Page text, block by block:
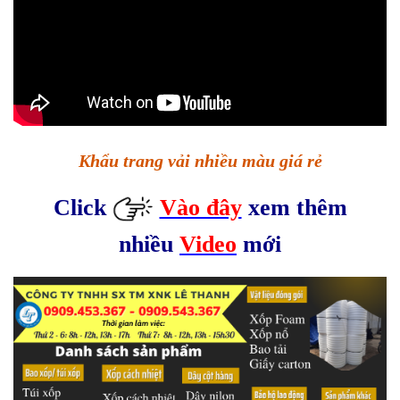
Khẩu trang vải nhiều màu giá rẻ
Click Vào đâyxem thêm
nhiều Video mới